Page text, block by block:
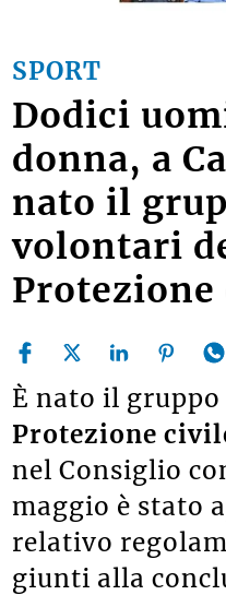
SPORT
Dodici
donna, a
nato il
volontari
È nato il gruppo
Protezione
nel Consiglio
maggio è stato
relativo
giunti alla